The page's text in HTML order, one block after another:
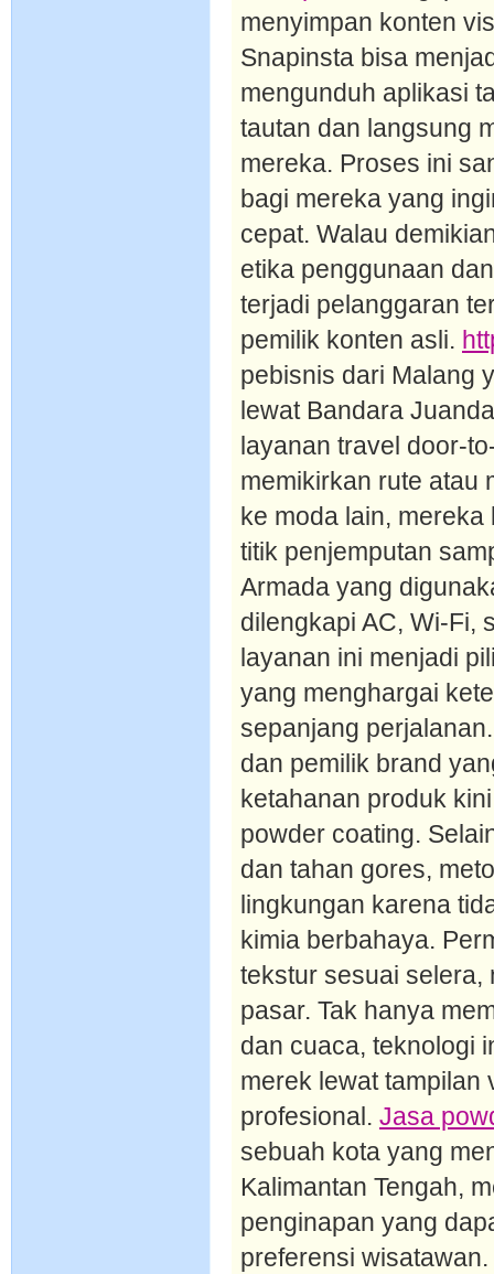
menyimpan konten
Snapinsta bisa
mengunduh aplikasi
tautan dan langsung
mereka. Proses ini
bagi mereka yang
cepat. Walau
etika penggunaan
terjadi pelanggaran
pemilik konten asli.
pebisnis dari Malang
lewat Bandara
layanan travel door-
memikirkan rute atau
ke moda lain,
titik penjemputan
Armada yang
dilengkapi AC, Wi-Fi,
layanan ini menjadi
yang menghargai
sepanjang
dan pemilik brand
ketahanan produk
powder coating.
dan tahan gores,
lingkungan karena
kimia berbahaya.
tekstur sesuai selera,
pasar. Tak hanya
dan cuaca, teknologi
merek lewat tampilan
profesional. Jasa
sebuah kota yang
Kalimantan Tengah,
penginapan yang
preferensi